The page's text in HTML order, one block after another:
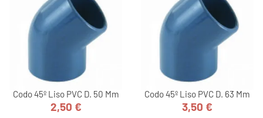
Codo 45º Liso PVC D. 50 Mm
Precio
2,50 €
Codo 45º Liso PVC D. 63 Mm
Precio
3,50 €